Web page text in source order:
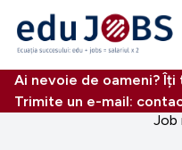
Ai nevoie de oameni?
Trimite un e-mail:
Job